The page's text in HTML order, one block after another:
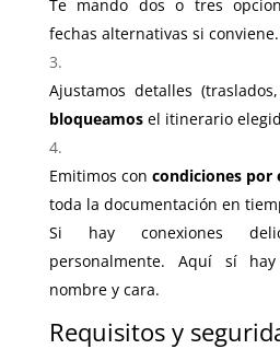
Te mando dos o tres
fechas alternativas si conviene.
Ajustamos detalles
bloqueamosel itinerario
Emitimos con condiciones por
toda la documentación en
Si hay conexiones
personalmente. Aquí sí
nombre y cara.
Requisitos y